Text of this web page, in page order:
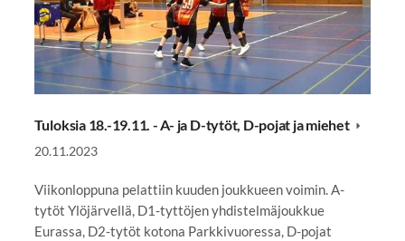
Tuloksia 18.-19.11. - A- ja D-tytöt, D-pojat ja miehet
20.11.2023
Viikonloppuna pelattiin kuuden joukkueen voimin. A-
tytöt Ylöjärvellä, D1-tyttöjen yhdistelmäjoukkue
Eurassa, D2-tytöt kotona Parkkivuoressa, D-pojat